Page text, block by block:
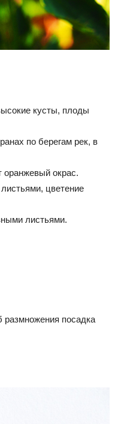
кусты, плоды
по берегам рек, в
оранжевый окрас.
цветение
листьями.
размножения посадка